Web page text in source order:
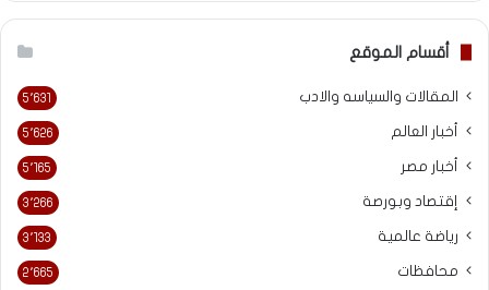
أقسام الموقع
المقالات والسياسه والادب 5٬631
أخبار العالم 5٬626
أخبار مصر 5٬165
إقتصاد وبورصة 3٬266
رياضة عالمية 3٬133
محافظات 2٬665